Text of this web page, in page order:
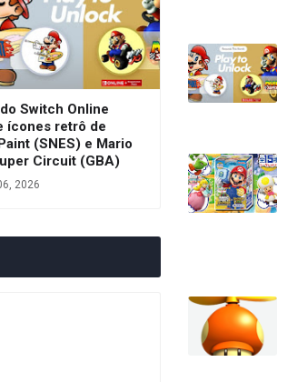
Switch Online
ícones retrô de
(SNES) e Mario
Circuit (GBA)
2026